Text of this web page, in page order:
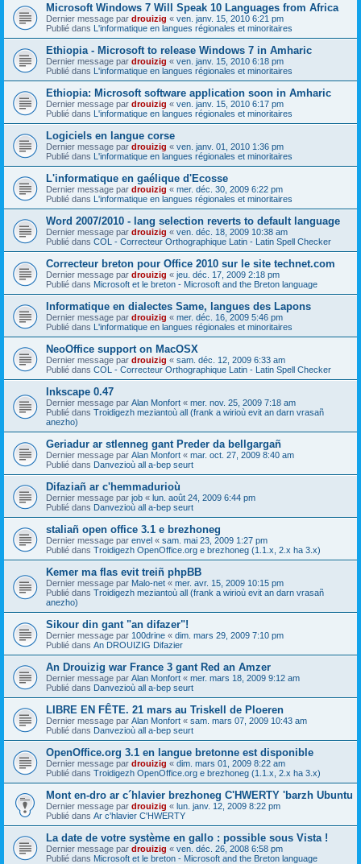
Microsoft Windows 7 Will Speak 10 Languages from Africa
Dernier message par drouizig « ven. janv. 15, 2010 6:21 pm
Publié dans L'informatique en langues régionales et minoritaires
Ethiopia - Microsoft to release Windows 7 in Amharic
Dernier message par drouizig « ven. janv. 15, 2010 6:18 pm
Publié dans L'informatique en langues régionales et minoritaires
Ethiopia: Microsoft software application soon in Amharic
Dernier message par drouizig « ven. janv. 15, 2010 6:17 pm
Publié dans L'informatique en langues régionales et minoritaires
Logiciels en langue corse
Dernier message par drouizig « ven. janv. 01, 2010 1:36 pm
Publié dans L'informatique en langues régionales et minoritaires
L'informatique en gaélique d'Ecosse
Dernier message par drouizig « mer. déc. 30, 2009 6:22 pm
Publié dans L'informatique en langues régionales et minoritaires
Word 2007/2010 - lang selection reverts to default language
Dernier message par drouizig « ven. déc. 18, 2009 10:38 am
Publié dans COL - Correcteur Orthographique Latin - Latin Spell Checker
Correcteur breton pour Office 2010 sur le site technet.com
Dernier message par drouizig « jeu. déc. 17, 2009 2:18 pm
Publié dans Microsoft et le breton - Microsoft and the Breton language
Informatique en dialectes Same, langues des Lapons
Dernier message par drouizig « mer. déc. 16, 2009 5:46 pm
Publié dans L'informatique en langues régionales et minoritaires
NeoOffice support on MacOSX
Dernier message par drouizig « sam. déc. 12, 2009 6:33 am
Publié dans COL - Correcteur Orthographique Latin - Latin Spell Checker
Inkscape 0.47
Dernier message par Alan Monfort « mer. nov. 25, 2009 7:18 am
Publié dans Troidigezh meziantoù all (frank a wirioù evit an darn vrasañ
anezho)
Geriadur ar stlenneg gant Preder da bellgargañ
Dernier message par Alan Monfort « mar. oct. 27, 2009 8:40 am
Publié dans Danvezioù all a-bep seurt
Difaziañ ar c'hemmadurioù
Dernier message par job « lun. août 24, 2009 6:44 pm
Publié dans Danvezioù all a-bep seurt
staliañ open office 3.1 e brezhoneg
Dernier message par envel « sam. mai 23, 2009 1:27 pm
Publié dans Troidigezh OpenOffice.org e brezhoneg (1.1.x, 2.x ha 3.x)
Kemer ma flas evit treiñ phpBB
Dernier message par Malo-net « mer. avr. 15, 2009 10:15 pm
Publié dans Troidigezh meziantoù all (frank a wirioù evit an darn vrasañ
anezho)
Sikour din gant "an difazer"!
Dernier message par 100drine « dim. mars 29, 2009 7:10 pm
Publié dans An DROUIZIG Difazier
An Drouizig war France 3 gant Red an Amzer
Dernier message par Alan Monfort « mer. mars 18, 2009 9:12 am
Publié dans Danvezioù all a-bep seurt
LIBRE EN FÊTE. 21 mars au Triskell de Ploeren
Dernier message par Alan Monfort « sam. mars 07, 2009 10:43 am
Publié dans Danvezioù all a-bep seurt
OpenOffice.org 3.1 en langue bretonne est disponible
Dernier message par drouizig « dim. mars 01, 2009 8:22 am
Publié dans Troidigezh OpenOffice.org e brezhoneg (1.1.x, 2.x ha 3.x)
Mont en-dro ar c´hlavier brezhoneg C'HWERTY 'barzh Ubuntu
Dernier message par drouizig « lun. janv. 12, 2009 8:22 pm
Publié dans Ar c'hlavier C'HWERTY
La date de votre système en gallo : possible sous Vista !
Dernier message par drouizig « ven. déc. 26, 2008 6:58 pm
Publié dans Microsoft et le breton - Microsoft and the Breton language